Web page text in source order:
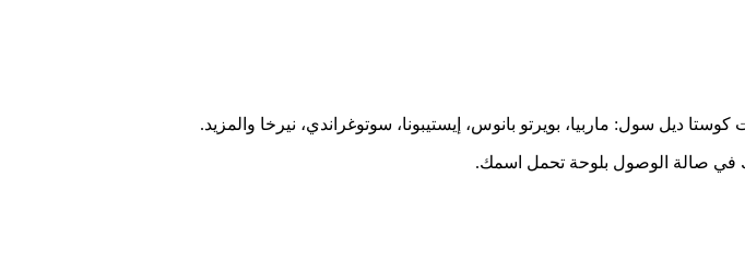
ديل سول: ماربيا، بويرتو بانوس، إيستيبونا، سوتوغراندي، نيرخا والمزيد.
في صالة الوصول بلوحة تحمل اسمك.